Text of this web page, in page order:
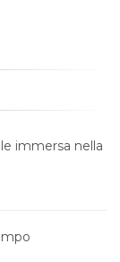
immersa nella